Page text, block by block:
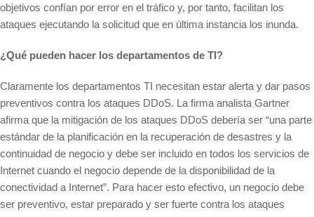
objetivos confían por error en el tráfico y, por tanto, facilitan los
ataques ejecutando la solicitud que en última instancia los inunda.
¿Qué pueden hacer los departamentos de TI?
Claramente los departamentos TI necesitan estar alerta y dar pasos
preventivos contra los ataques DDoS. La firma analista Gartner
afirma que la mitigación de los ataques DDoS debería ser “una parte
estándar de la planificación en la recuperación de desastres y la
continuidad de negocio y debe ser incluido en todos los servicios de
Internet cuando el negocio depende de la disponibilidad de la
conectividad a Internet”. Para hacer esto efectivo, un negocio debe
ser preventivo, estar preparado y ser fuerte contra los ataques